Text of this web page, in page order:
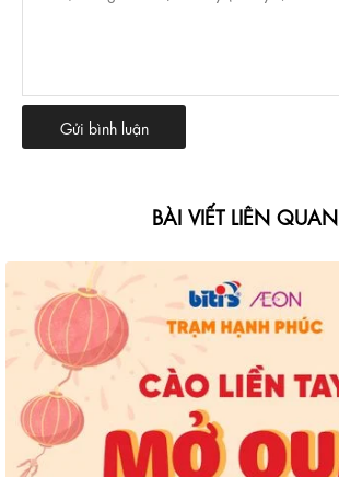
BÀI VIẾT LIÊN QUAN